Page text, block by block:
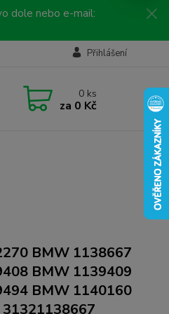
dole nebo e-mail:
Přihlášení
0 ks
za 0 Kč
BMW 1138667
BMW 1139409
BMW 1140160
31321138667